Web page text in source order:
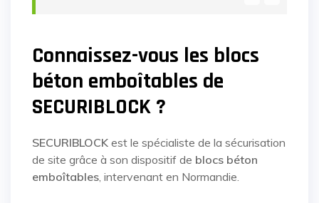
Connaissez-vous les blocs
béton emboîtables de
SECURIBLOCK ?
SECURIBLOCK est le spécialiste de la sécurisation
de site grâce à son dispositif de blocs béton
emboîtables , intervenant en Normandie.